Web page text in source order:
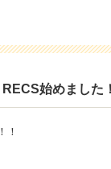
RECS始めまし
！